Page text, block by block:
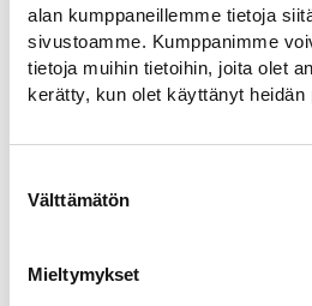
alan kumppaneillemme tietoja
sivustoamme. Kumppanimme
tietoja muihin tietoihin, joita olet
kerätty, kun olet käyttänyt heidän
valinta
Välttämätön
Mieltymykset
The museum's
history of the Imatra
industrialisation of the
influenced by its
the state and along the
also be presented.